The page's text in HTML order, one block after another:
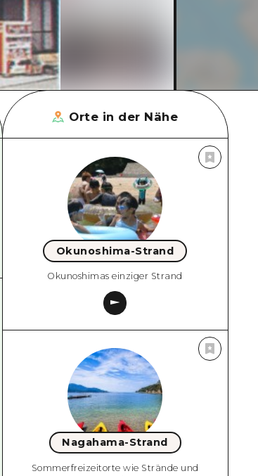
Orte in der Nähe
Okunoshima-Strand
Okunoshimas einziger Strand
Nagahama-Strand
Sommerfreizeitorte wie Strände und